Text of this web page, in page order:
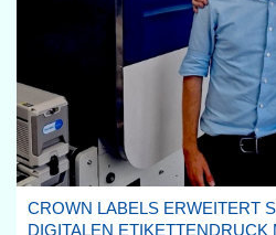
CROWN LABELS ERWEITERT
DIGITALEN